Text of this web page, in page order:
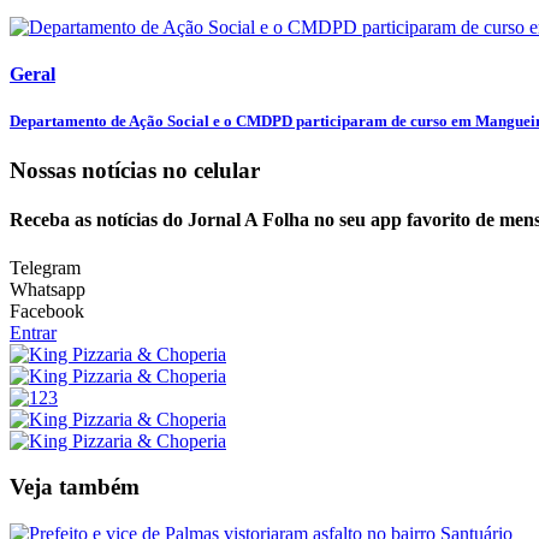
Geral
Departamento de Ação Social e o CMDPD participaram de curso em
Nossas notícias no celular
Receba as notícias do Jornal A Folha no seu app favorito de
Telegram
Whatsapp
Facebook
Entrar
Veja também